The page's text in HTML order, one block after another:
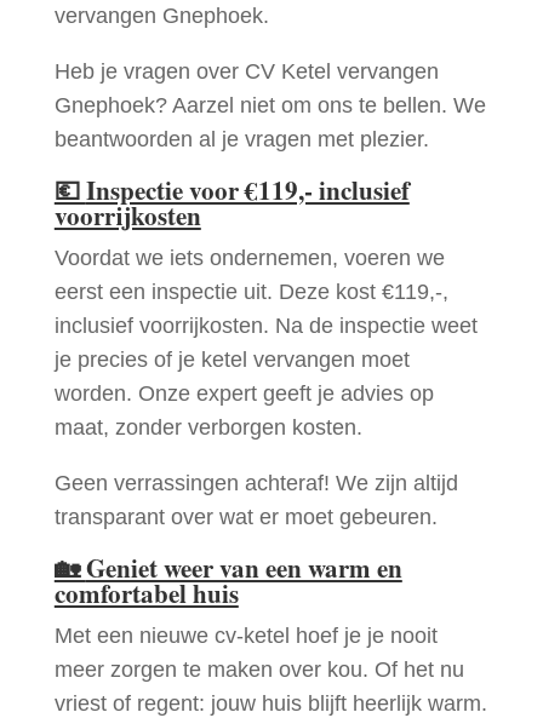
vervangen Gnephoek.
Heb je vragen over CV Ketel vervangen
Gnephoek? Aarzel niet om ons te bellen. We
beantwoorden al je vragen met plezier.
💶Inspectie voor €119,- inclusief
voorrijkosten
Voordat we iets ondernemen, voeren we
eerst een inspectie uit. Deze kost €119,-,
inclusief voorrijkosten. Na de inspectie weet
je precies of je ketel vervangen moet
worden. Onze expert geeft je advies op
maat, zonder verborgen kosten.
Geen verrassingen achteraf! We zijn altijd
transparant over wat er moet gebeuren.
🏡Geniet weer van een warm en
comfortabel huis
Met een nieuwe cv-ketel hoef je je nooit
meer zorgen te maken over kou. Of het nu
vriest of regent: jouw huis blijft heerlijk warm.